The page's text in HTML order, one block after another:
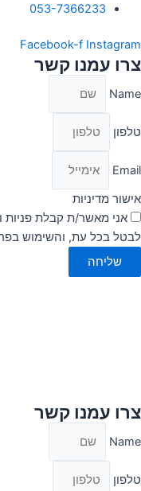
053-7366233
Facebook-f Instagram
צרו עמנו קשר
Name
טלפון
Email
אישור מדיניות
אני מאשר/ת קבלת פניות
לבטל בכל עת, והשימוש
שליחה
צרו עמנו קשר
Name
טלפון